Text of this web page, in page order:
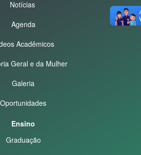
Notícias
Agenda
Acadêmicos
Geral e da Mulher
Galeria
Oportunidades
Ensino
Graduação